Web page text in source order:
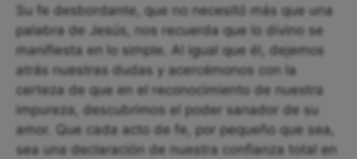
Su fe desbordante, que no necesitó más que una
palabra de Jesús, nos recuerda que lo divino se
manifiesta en lo simple. Al igual que él, dejemos
atrás nuestras dudas y acercémonos con la
certeza de que en el reconocimiento de nuestra
impureza, descubrimos el poder sanador de su
amor. Que cada acto de fe, por pequeño que sea,
sea una declaración de nuestra confianza total en